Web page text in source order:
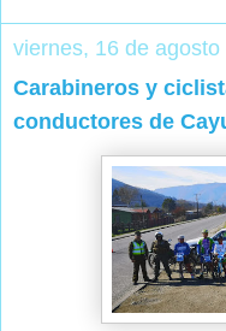
viernes, 16 de agosto
Carabineros y
conductores de